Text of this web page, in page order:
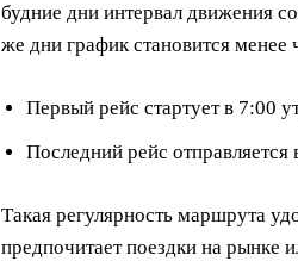
будние дни интервал движения
же дни график становится
Первый рейс стартует в 7:00
Последний рейс
Такая регулярность маршрута
предпочитает поездки на рынке